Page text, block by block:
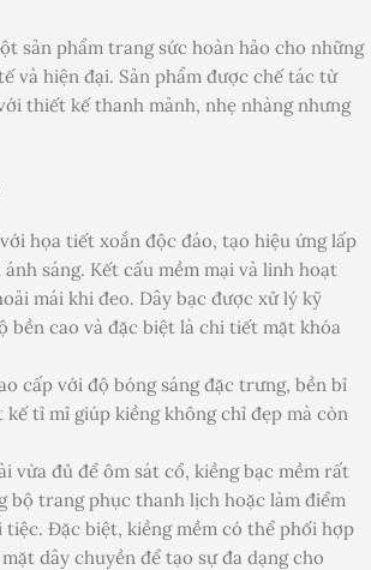
sản phẩm trang sức hoàn hảo cho những
và hiện đại. Sản phẩm được chế tác từ
thiết kế thanh mảnh, nhẹ nhàng nhưng
họa tiết xoắn độc đáo, tạo hiệu ứng lấp
sáng. Kết cấu mềm mại và linh hoạt
mái khi đeo. Dây bạc được xử lý kỹ
bền cao và đặc biệt là chi tiết mặt khóa
cấp với độ bóng sáng đặc trưng, bền bỉ
tỉ mỉ giúp kiềng không chỉ đẹp mà còn
vừa đủ để ôm sát cổ, kiềng bạc mềm rất
bộ trang phục thanh lịch hoặc làm điểm
Đặc biệt, kiềng mềm có thể phối hợp
dây chuyền để tạo sự đa dạng cho